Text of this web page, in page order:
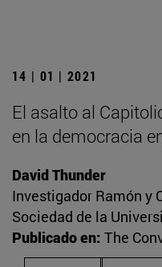
14 | 01 | 2021
El asalto al
en la democracia
David Thunder
Investigador Ramón y
Sociedad de la
Publicado en: The